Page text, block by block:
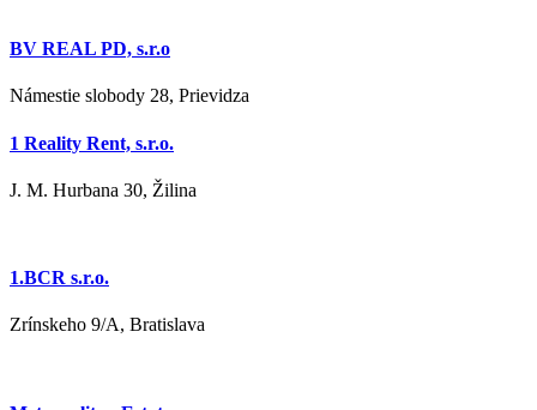
BV REAL PD, s.r.o
Námestie slobody 28, Prievidza
1 Reality Rent, s.r.o.
J. M. Hurbana 30, Žilina
1.BCR s.r.o.
Zrínskeho 9/A, Bratislava